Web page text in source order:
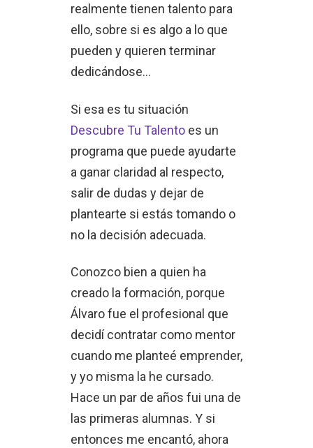
realmente tienen talento para
ello, sobre si es algo a lo que
pueden y quieren terminar
dedicándose...
Si esa es tu situación
Descubre Tu Talentoes un
programa que puede ayudarte
a ganar claridad al respecto,
salir de dudas y dejar de
plantearte si estás tomando o
no la decisión adecuada.
Conozco bien a quien ha
creado la formación, porque
Álvaro fue el profesional que
decidí contratar como mentor
cuando me planteé emprender,
y yo misma la he cursado.
Hace un par de años fui una de
las primeras alumnas. Y si
entonces me encantó, ahora